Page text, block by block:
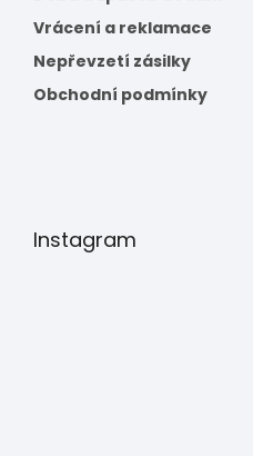
Vrácení a reklamace
Nepřevzetí zásilky
Obchodní podmínky
Instagram